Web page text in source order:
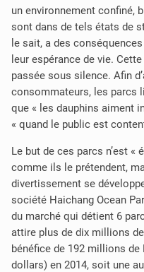
un environnement confiné,
sont dans de tels états de
le sait, a des
leur espérance de vie.
passée sous silence. Afin
consommateurs, les parcs
que « les dauphins aiment
« quand le public est
Le but de ces parcs n’est «
comme ils le prétendent,
divertissement se
société Haichang Ocean
du marché qui détient 6
attire plus de dix millions
bénéfice de 192 millions
dollars) en 2014, soit une